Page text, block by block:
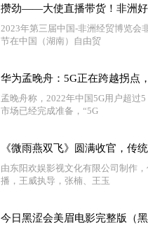
2023年第三届中国-非洲经贸博览会
节在中国（湖南）自由贸
孟晚舟称，2022年中国5G用户超过
市场已经完成准备，“5G
由东阳欢娱影视文化有限公司制作
播，王威执导，张楠、王玉